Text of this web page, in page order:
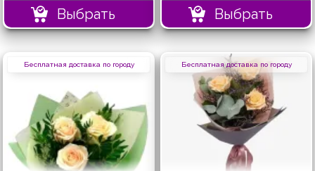
Выбрать Выбрать
Бесплатная доставка по городу Бесплатная доставка по городу